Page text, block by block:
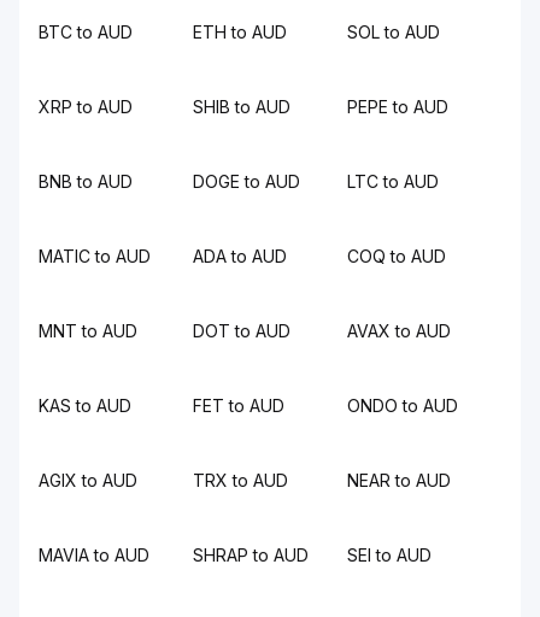
BTC to AUD ETH to AUD SOL to AUD
XRP to AUD SHIB to AUD PEPE to AUD
BNB to AUD DOGE to AUD LTC to AUD
MATIC to AUD ADA to AUD COQ to AUD
MNT to AUD DOT to AUD AVAX to AUD
KAS to AUD FET to AUD ONDO to AUD
AGIX to AUD TRX to AUD NEAR to AUD
MAVIA to AUD SHRAP to AUD SEI to AUD